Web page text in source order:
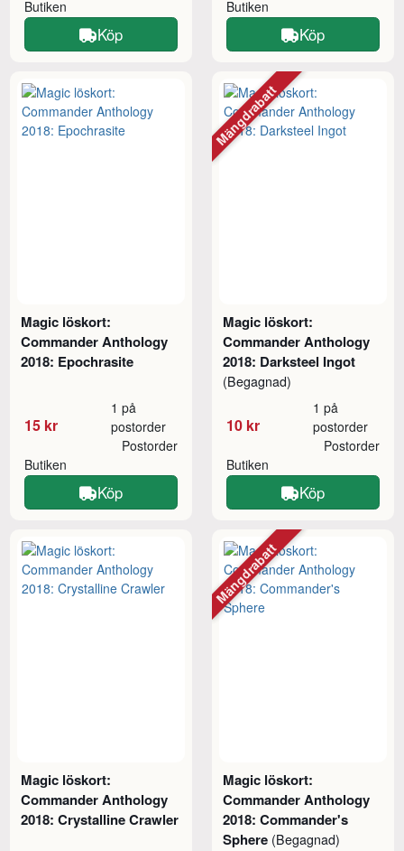
Butiken
Köp
Butiken
Köp
Magic löskort:
Commander Anthology
2018: Epochrasite
15 kr
1 på
postorder
Butiken
Postorder
Köp
Magic löskort:
Commander Anthology
2018: Darksteel Ingot
(Begagnad)
10 kr
1 på
postorder
Butiken
Postorder
Köp
Mängdrabatt
Magic löskort:
Commander Anthology
2018: Crystalline Crawler
Magic löskort:
Commander Anthology
2018: Commander's
Sphere (Begagnad)
Mängdrabatt